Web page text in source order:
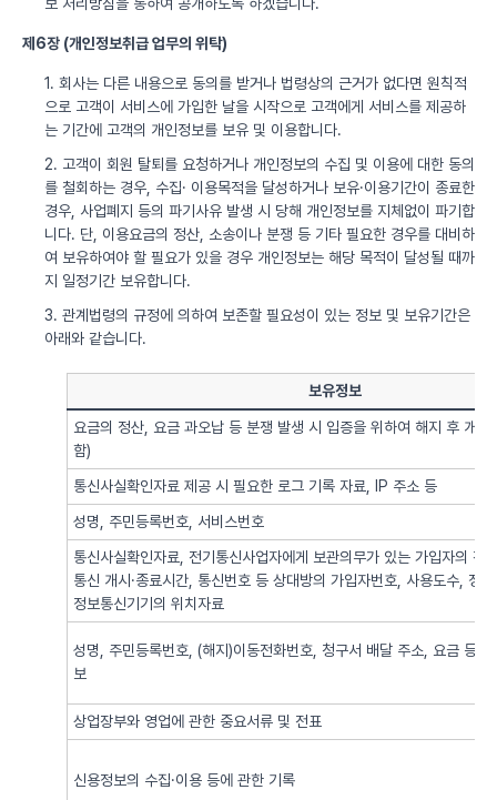
제6장 (개인정보취급 업무의 위탁)
1. 회사는 다른 내용으로 동의를 받거나 법령상의 근거가 없다면 원칙적
으로 고객이 서비스에 가입한 날을 시작으로 고객에게 서비스를 제공하
는 기간에 고객의 개인정보를 보유 및 이용합니다.
2. 고객이 회원 탈퇴를 요청하거나 개인정보의 수집 및 이용에 대한 동의
를 철회하는 경우, 수집· 이용목적을 달성하거나 보유·이용기간이 종료한
경우, 사업폐지 등의 파기사유 발생 시 당해 개인정보를 지체없이 파기합
니다. 단, 이용요금의 정산, 소송이나 분쟁 등 기타 필요한 경우를 대비하
여 보유하여야 할 필요가 있을 경우 개인정보는 해당 목적이 달성될 때까
지 일정기간 보유합니다.
3. 관계법령의 규정에 의하여 보존할 필요성이 있는 정보 및 보유기간은
아래와 같습니다.
보유정보
요금의 정산, 요금 과오납 등 분쟁 발생 시 입증을 위하여 해지 후 개인
함)
통신사실확인자료 제공 시 필요한 로그 기록 자료, IP 주소 등
성명, 주민등록번호, 서비스번호
통신사실확인자료, 전기통신사업자에게 보관의무가 있는 가입자의 전
통신 개시·종료시간, 통신번호 등 상대방의 가입자번호, 사용도수, 정
정보통신기기의 위치자료
성명, 주민등록번호, (해지)이동전화번호, 청구서 배달 주소, 요금 등
보
상업장부와 영업에 관한 중요서류 및 전표
신용정보의 수집·이용 등에 관한 기록